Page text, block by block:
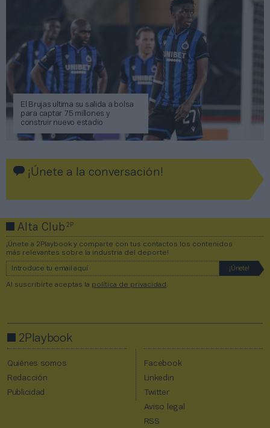
El Brujas ultima su salida a bolsa
para captar 75 millones y
construir nuevo estadio
¡Únete a la conversación!
Alta Club2P
¡Únete a 2Playbook y comparte con tus contactos los contenidos
más relevantes sobre la industria del deporte!
Al suscribirte aceptas la política de privacidad
2Playbook
Quiénes somos
Redacción
Publicidad
Facebook
Linkedin
Twitter
Aviso legal
RSS